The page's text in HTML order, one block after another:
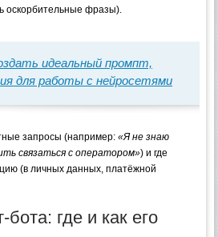
оскорбительные фразы).
идеальный промпт,
для работы с нейросетями
запросы (например: «Я не знаю
связаться с оператором») и где
(в личных данных, платёжной
бота: где и как его